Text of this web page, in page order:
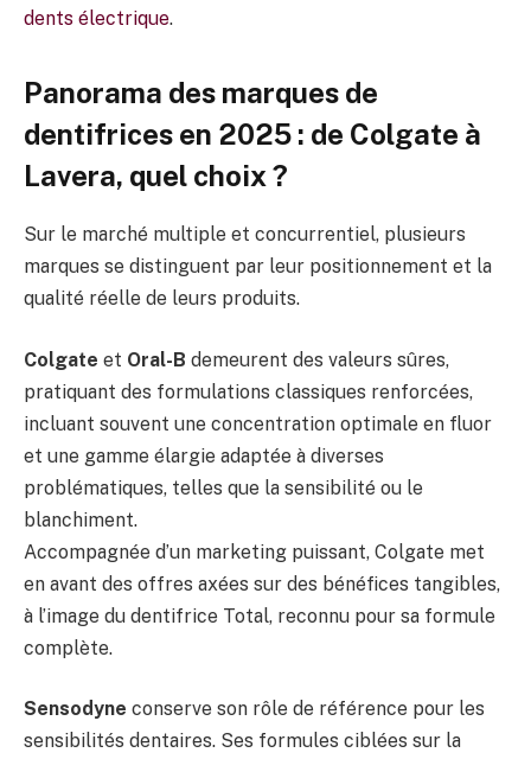
dents électrique.
Panorama des marques de
dentifrices en 2025 : de Colgate à
Lavera, quel choix ?
Sur le marché multiple et concurrentiel, plusieurs
marques se distinguent par leur positionnement et la
qualité réelle de leurs produits.
Colgate et Oral-B demeurent des valeurs sûres,
pratiquant des formulations classiques renforcées,
incluant souvent une concentration optimale en fluor
et une gamme élargie adaptée à diverses
problématiques, telles que la sensibilité ou le
blanchiment.
Accompagnée d’un marketing puissant, Colgate met
en avant des offres axées sur des bénéfices tangibles,
à l’image du dentifrice Total, reconnu pour sa formule
complète.
Sensodyne conserve son rôle de référence pour les
sensibilités dentaires. Ses formules ciblées sur la